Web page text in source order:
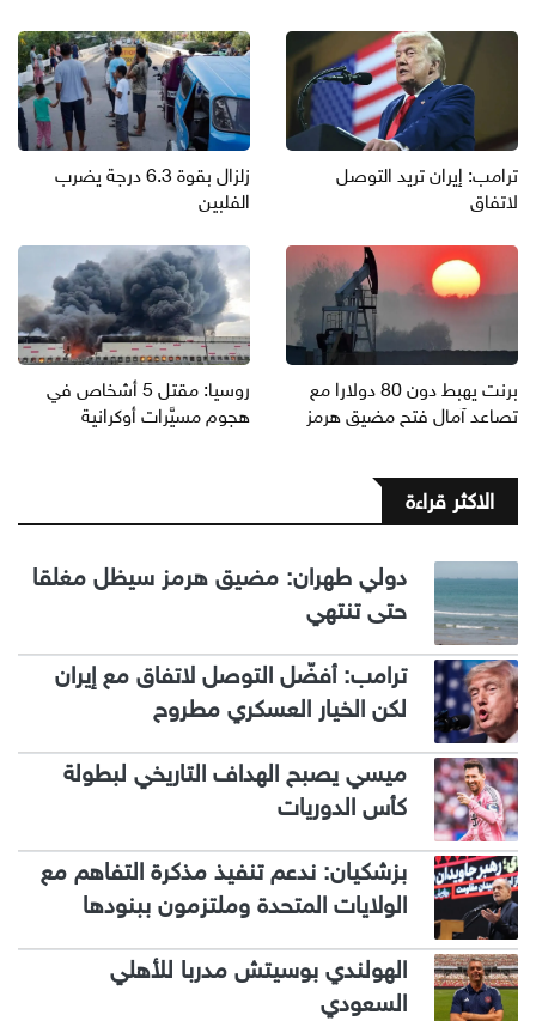
ترامب: إيران تريد التوصل
لاتفاق
زلزال بقوة 6.3 درجة يضرب
الفلبين
برنت يهبط دون 80 دولارا مع
تصاعد آمال فتح مضيق هرمز
روسيا: مقتل 5 أشخاص في
هجوم مسيَّرات أوكرانية
الاكثر قراءة
دولي طهران: مضيق هرمز سيظل مغلقا
حتى تنتهي
ترامب: أفضّل التوصل لاتفاق مع إيران
لكن الخيار العسكري مطروح
ميسي يصبح الهداف التاريخي لبطولة
كأس الدوريات
بزشكيان: ندعم تنفيذ مذكرة التفاهم مع
الولايات المتحدة وملتزمون ببنودها
الهولندي بوسيتش مدربا للأهلي
السعودي